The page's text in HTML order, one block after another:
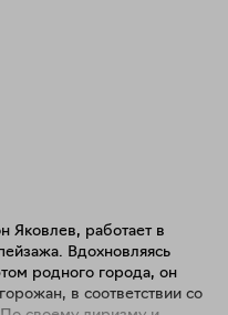
Яковлев, работает в
Вдохновляясь
родного города, он
в соответствии со